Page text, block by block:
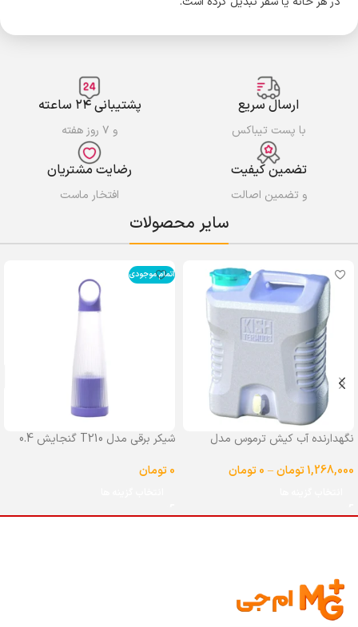
ارسال سریع
با پست تیباکس
پشتیبانی ۲۴ ساعته
و ۷ روز هفته
تضمین کیفیت
و تضمین اصالت
رضایت مشتریان
افتخار ماست
سایر محصولات
نگهدارنده آب کیش ترموس مدل
1,268,000تومان–
0تومان
اتمام موجودی
شیکر برقی مدل T210 گنجایش 0.4
0تومان